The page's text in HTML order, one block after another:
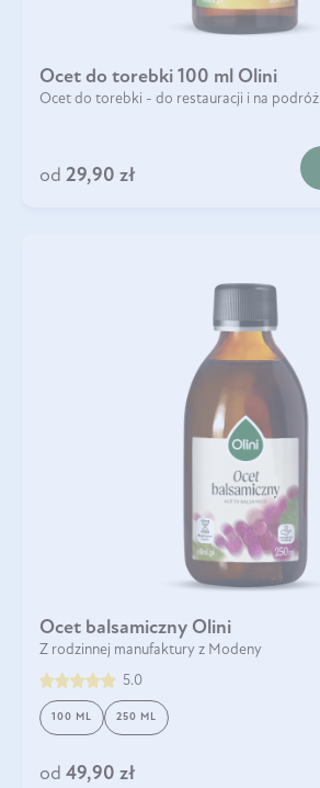
Ocet do torebki 100 ml Olini
Ocet do torebki - do restauracji i na podróż
od 29,90 zł
Ocet balsamiczny Olini
Z rodzinnej manufaktury z Modeny
5.0
100 ML 250 ML
od 49,90 zł